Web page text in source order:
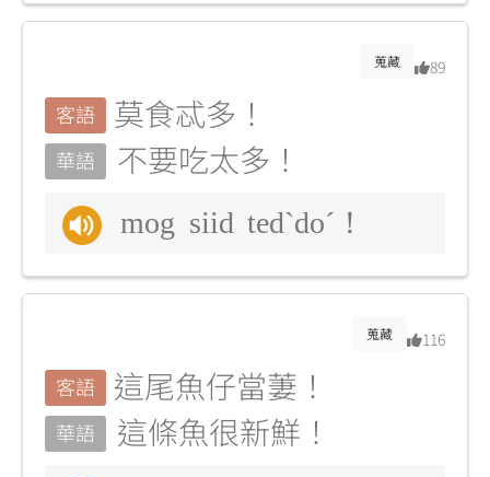
蒐藏 89
客語 莫食忒多！
華語 不要吃太多！
mog siid tedˋdoˊ！
蒐藏 116
客語 這尾魚仔當萋！
華語 這條魚很新鮮！